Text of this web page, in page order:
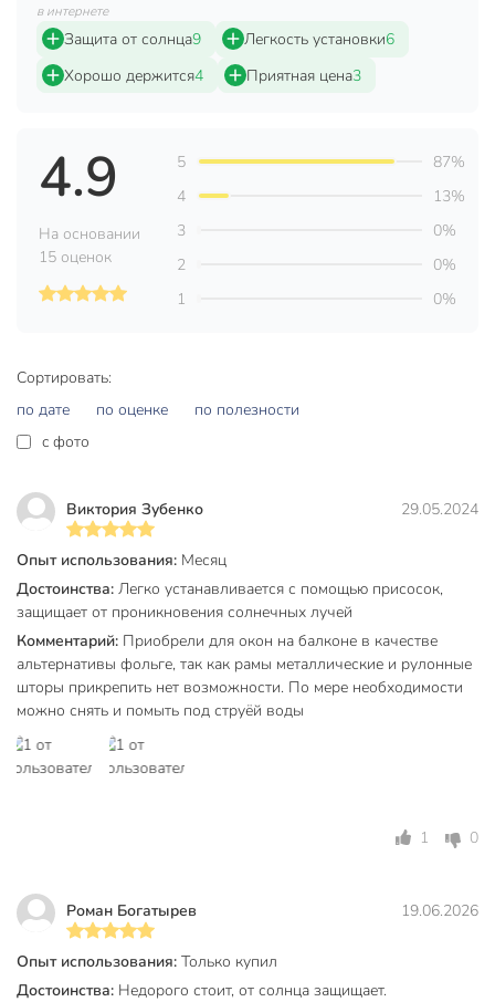
ярко и может вызвать выцветание.
Техническая информация
Страна производства
Расположение шторки
заднее стекло
C присосками
Вес в упаковке
в интернете
Защита от солнца9 Легкость установки6
Хорошо держится4 Приятная цена3
Сортировать:
по дате
по оценке
по полезности
c фото
Виктория Зубенко 29.05.2024
Опыт использования: Месяц
Достоинства: Легко устанавливается с помощью присосок,
защищает от проникновения солнечных лучей
Комментарий: Приобрели для окон на балконе в качестве
альтернативы фольге, так как рамы металлические и рулонные
шторы прикрепить нет возможности. По мере необходимости
можно снять и помыть под струёй воды
1 0
Роман Богатырев 19.06.2026
Опыт использования: Только купил
Достоинства: Недорого стоит, от солнца защищает.
4.9
На основании
15 оценок
5
87%
4
13%
3
0%
2
0%
1
0%